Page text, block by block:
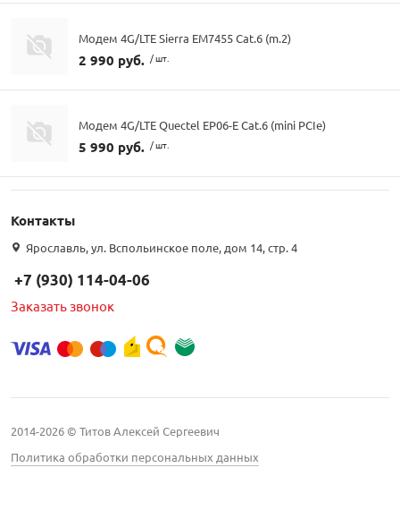
Модем 4G/LTE Sierra EM7455 Cat.6 (m.2)
2 990 руб. / шт.
Модем 4G/LTE Quectel EP06-E Cat.6 (mini PCIe)
5 990 руб. / шт.
Контакты
Ярославль, ул. Вспольинское поле, дом 14, стр. 4
+7 (930) 114-04-06
Заказать звонок
2014-2026 © Титов Алексей Сергеевич
Политика обработки персональных данных